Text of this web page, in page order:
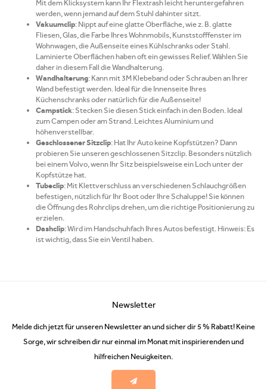
Mit dem Klicksystem kann Ihr Flextrash leicht heruntergefahren
werden, wenn jemand auf dem Stuhl dahinter sitzt.
Vakuumclip: Nippt auf eine glatte Oberfläche, wie z. B. glatte
Fliesen, Glas, die Farbe Ihres Wohnmobils, Kunststofffenster im
Wohnwagen, die Außenseite eines Kühlschranks oder Stahl.
Laminierte Oberflächen haben oft ein gewisses Relief. Wählen Sie
daher in diesem Fall die Wandhalterung.
Wandhalterung: Kann mit 3M Klebeband oder Schrauben an Ihrer
Wand befestigt werden. Ideal für die Innenseite Ihres
Küchenschranks oder natürlich für die Außenseite!
Campstick: Stecken Sie diesen Stick einfach in den Boden. Ideal
zum Campen oder am Strand. Leichtes Aluminium und
höhenverstellbar.
Geschlossener Sitzclip: Hat Ihr Auto keine Kopfstützen? Dann
probieren Sie unseren geschlossenen Sitzclip. Besonders nützlich
bei einem Volvo, wenn Ihr Sitz beispielsweise ein Loch unter der
Kopfstütze hat.
Tubeclip: Mit Klettverschluss an verschiedenen Schlauchgrößen
befestigen, nützlich für Ihr Boot oder Ihre Schaluppe! Sie können
die Öffnung des Rohrclips drehen, um die richtige Positionierung zu
erzielen.
Dashclip: Wird im Handschuhfach Ihres Autos befestigt. Hinweis: Es
ist wichtig, dass Sie ein Ventil haben.
Newsletter
Melde dich jetzt für unseren Newsletter an und sicher dir 5 % Rabatt! Keine
Sorge, wir schreiben dir nur einmal im Monat mit inspirierenden und
hilfreichen Neuigkeiten.